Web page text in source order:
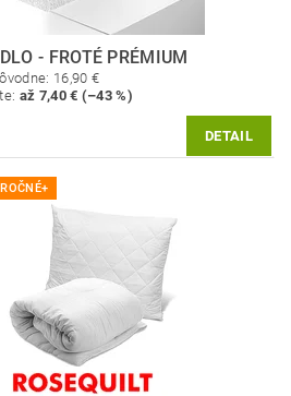
- FROTÉ PRÉMIUM
16,90 €
: až 7,40 € (–43 %)
DETAIL